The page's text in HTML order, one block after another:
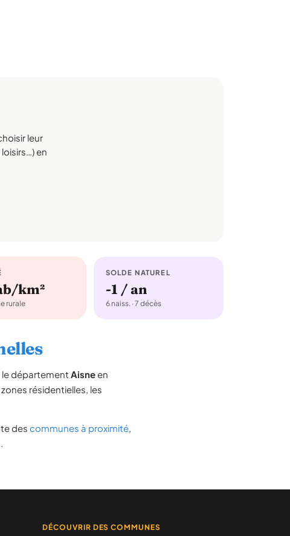
leur
en
km²
rurale
SOLDE NATUREL
-1 / an
6 naiss. · 7 décès
le département Aisneen
résidentielles, les
des communes à proximité,
DÉCOUVRIR DES COMMUNES